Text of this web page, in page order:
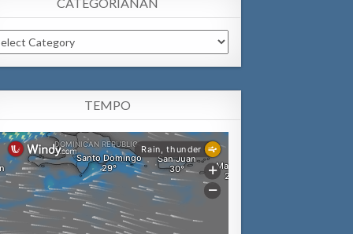
CATEGORIANAN
TEMPO